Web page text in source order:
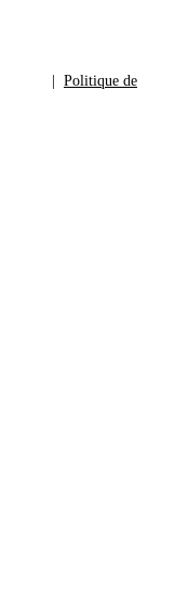
Politique de